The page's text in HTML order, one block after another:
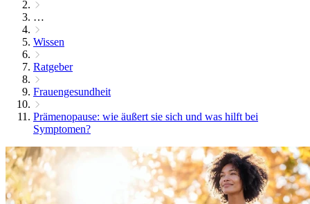
…
Wissen
Ratgeber
Frauengesundheit
Prämenopause: wie äußert sie sich und was hilft bei
Symptomen?